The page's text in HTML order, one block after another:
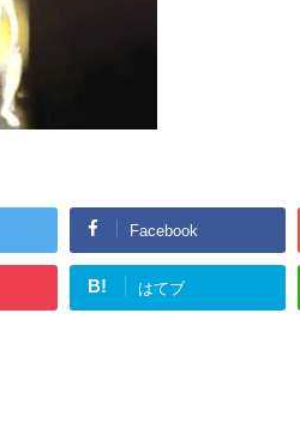
Facebook
B! はてブ